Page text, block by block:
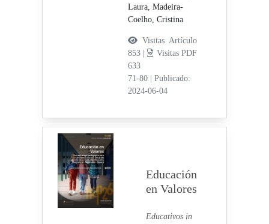
Laura, Madeira-
Coelho, Cristina
Visitas Artículo
853 |
Visitas PDF
633
71-80
Publicado:
2024-06-04
Educación
en Valores
Educativos in